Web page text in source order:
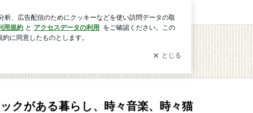
ログイン
クがある暮らし、時々音楽、時々猫